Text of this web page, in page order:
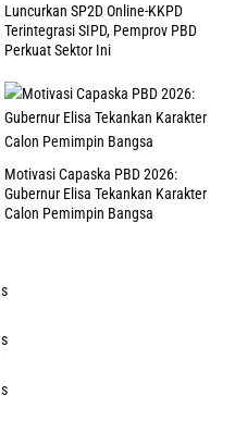
Luncurkan SP2D Online-KKPD
Terintegrasi SIPD, Pemprov PBD
Perkuat Sektor Ini
Motivasi Capaska PBD 2026:
Gubernur Elisa Tekankan Karakter
Calon Pemimpin Bangsa